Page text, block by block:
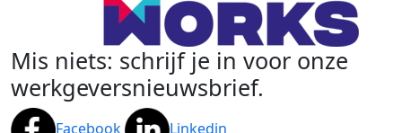
Mis niets: schrijf je in voor onze
werkgeversnieuwsbrief.
Facebook Linkedin